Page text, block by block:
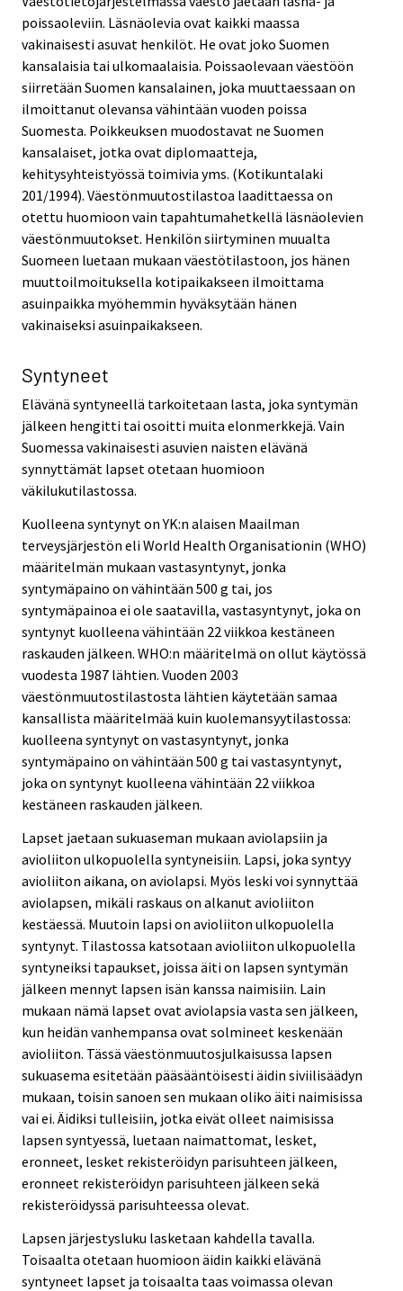
poissaoleviin. Läsnäolevia ovat kaikki maassa
vakinaisesti asuvat henkilöt. He ovat joko Suomen
kansalaisia tai ulkomaalaisia. Poissaolevaan väestöön
siirretään Suomen kansalainen, joka muuttaessaan on
ilmoittanut olevansa vähintään vuoden poissa
Suomesta. Poikkeuksen muodostavat ne Suomen
kansalaiset, jotka ovat diplomaatteja,
kehitysyhteistyössä toimivia yms. (Kotikuntalaki
201/1994). Väestönmuutostilastoa laadittaessa on
otettu huomioon vain tapahtumahetkellä läsnäolevien
väestönmuutokset. Henkilön siirtyminen muualta
Suomeen luetaan mukaan väestötilastoon, jos hänen
muuttoilmoituksella kotipaikakseen ilmoittama
asuinpaikka myöhemmin hyväksytään hänen
vakinaiseksi asuinpaikakseen.
Syntyneet
Elävänä syntyneellä tarkoitetaan lasta, joka syntymän
jälkeen hengitti tai osoitti muita elonmerkkejä. Vain
Suomessa vakinaisesti asuvien naisten elävänä
synnyttämät lapset otetaan huomioon
väkilukutilastossa.
Kuolleena syntynyt on YK:n alaisen Maailman
terveysjärjestön eli World Health Organisationin (WHO)
määritelmän mukaan vastasyntynyt, jonka
syntymäpaino on vähintään 500 g tai, jos
syntymäpainoa ei ole saatavilla, vastasyntynyt, joka on
syntynyt kuolleena vähintään 22 viikkoa kestäneen
raskauden jälkeen. WHO:n määritelmä on ollut käytössä
vuodesta 1987 lähtien. Vuoden 2003
väestönmuutostilastosta lähtien käytetään samaa
kansallista määritelmää kuin kuolemansyytilastossa:
kuolleena syntynyt on vastasyntynyt, jonka
syntymäpaino on vähintään 500 g tai vastasyntynyt,
joka on syntynyt kuolleena vähintään 22 viikkoa
kestäneen raskauden jälkeen.
Lapset jaetaan sukuaseman mukaan aviolapsiin ja
avioliiton ulkopuolella syntyneisiin. Lapsi, joka syntyy
avioliiton aikana, on aviolapsi. Myös leski voi synnyttää
aviolapsen, mikäli raskaus on alkanut avioliiton
kestäessä. Muutoin lapsi on avioliiton ulkopuolella
syntynyt. Tilastossa katsotaan avioliiton ulkopuolella
syntyneiksi tapaukset, joissa äiti on lapsen syntymän
jälkeen mennyt lapsen isän kanssa naimisiin. Lain
mukaan nämä lapset ovat aviolapsia vasta sen jälkeen,
kun heidän vanhempansa ovat solmineet keskenään
avioliiton. Tässä väestönmuutosjulkaisussa lapsen
sukuasema esitetään pääsääntöisesti äidin siviilisäädyn
mukaan, toisin sanoen sen mukaan oliko äiti naimisissa
vai ei. Äidiksi tulleisiin, jotka eivät olleet naimisissa
lapsen syntyessä, luetaan naimattomat, lesket,
eronneet, lesket rekisteröidyn parisuhteen jälkeen,
eronneet rekisteröidyn parisuhteen jälkeen sekä
rekisteröidyssä parisuhteessa olevat.
Lapsen järjestysluku lasketaan kahdella tavalla.
Toisaalta otetaan huomioon äidin kaikki elävänä
syntyneet lapset ja toisaalta taas voimassa olevan